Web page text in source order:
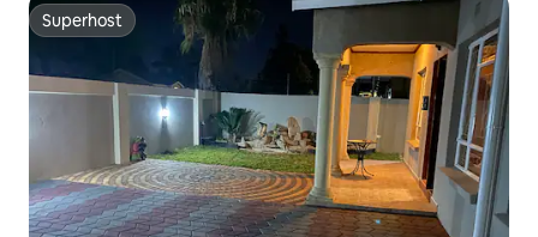
Superhost
Superhost